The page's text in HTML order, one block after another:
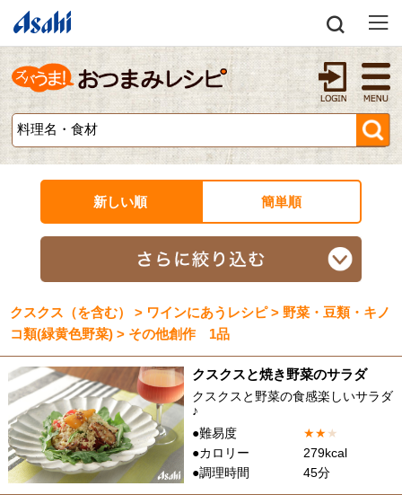
新しい順 簡単順
クスクス（を含む） > ワインにあうレシピ > 野菜・豆類・キノ
コ類(緑黄色野菜) > その他創作 1品
クスクスと焼き野菜のサラダ
クスクスと野菜の食感楽しいサラダ
♪
●難易度
★★★
●カロリー
279kcal
●調理時間
45分